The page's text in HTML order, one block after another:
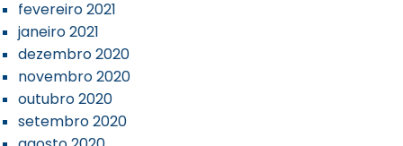
fevereiro 2021
janeiro 2021
dezembro 2020
novembro 2020
outubro 2020
setembro 2020